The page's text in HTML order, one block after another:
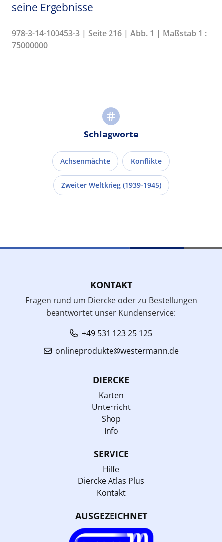
seine Ergebnisse
978-3-14-100453-3 | Seite 216 | Abb. 1 | Maßstab 1 :
75000000
Schlagworte
Achsenmächte Konflikte
Zweiter Weltkrieg (1939-1945)
KONTAKT
Fragen rund um Diercke oder zu Bestellungen
beantwortet unser Kundenservice:
+49 531 123 25 125
onlineprodukte@westermann.de
DIERCKE
Karten
Unterricht
Shop
Info
SERVICE
Hilfe
Diercke Atlas Plus
Kontakt
AUSGEZEICHNET